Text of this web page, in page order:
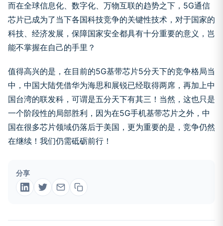
而在全球信息化、数字化、万物互联的趋势之下，5G通信
芯片已成为了当下各国科技竞争的关键性技术，对于国家的
科技、经济发展，保障国家安全都具有十分重要的意义，岂
能不掌握在自己的手里？
值得高兴的是，在目前的5G基带芯片5分天下的竞争格局当
中，中国大陆凭借华为海思和展锐已经取得两席，再加上中
国台湾的联发科，可谓是五分天下有其三！当然，这也只是
一个阶段性的局部胜利，因为在5G手机基带芯片之外，中
国在很多芯片领域仍落后于美国，更为重要的是，竞争仍然
在继续！我们仍需砥砺前行！
分享